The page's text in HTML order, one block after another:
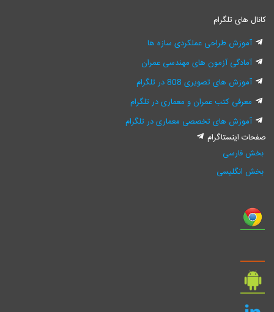
های تلگرام
آموزش طراحی عملکردی سازه ها
آمادگی آزمون های مهندسی عمران
آموزش های تصویری 808 در تلگرام
معرفی کتب عمران و معماری در تلگرام
آموزش های تخصصی معماری در تلگرام
اینستاگرام
فارسی
انگلیسی